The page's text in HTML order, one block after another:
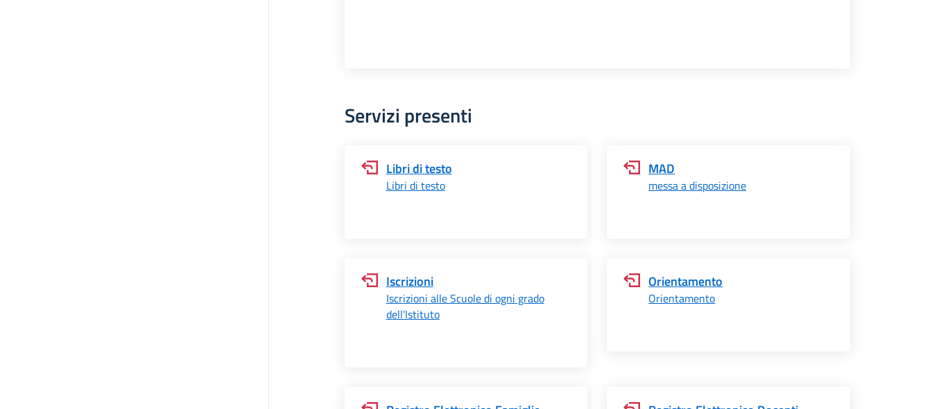
Servizi presenti
Libri di testo
Libri di testo
MAD
messa a disposizione
Iscrizioni
Iscrizioni alle Scuole di ogni grado
dell'Istituto
Orientamento
Orientamento